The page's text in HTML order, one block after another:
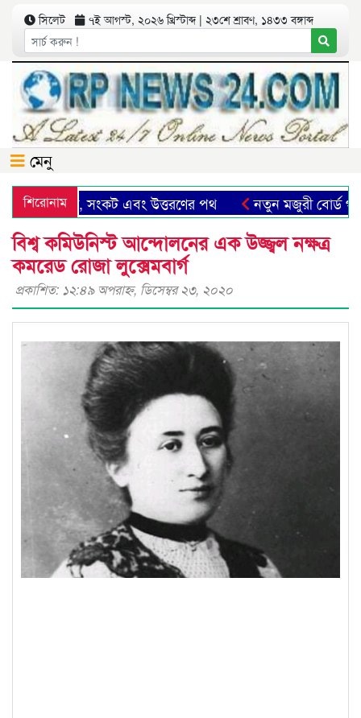
সিলেট ৭ই আগস্ট, ২০২৬ খ্রিস্টাব্দ | ২৩শে শ্রাবণ, ১৪৩৩ বঙ্গাব্দ
মেনু
শিরোনাম
সম্ভাবনা, সংকট এবং উত্তরণের পথ নতুন মজুরী বোর্ড
বিশ্ব কমিউনিস্ট আন্দোলনের এক উজ্জ্বল নক্ষত্র
কমরেড রোজা লুক্সেমবার্গ
প্রকাশিত: ১২:৪৯ অপরাহ্ণ, ডিসেম্বর ২৩, ২০২০